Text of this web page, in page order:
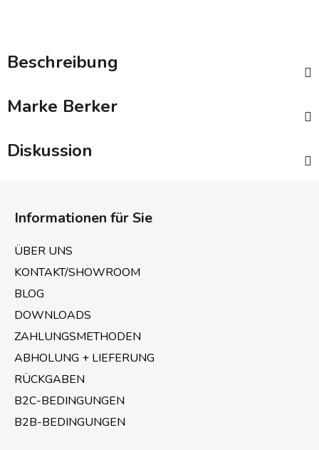
Beschreibung
Marke Berker
Diskussion
Informationen für Sie
ÜBER UNS
KONTAKT/SHOWROOM
BLOG
DOWNLOADS
ZAHLUNGSMETHODEN
ABHOLUNG + LIEFERUNG
RÜCKGABEN
B2C-BEDINGUNGEN
B2B-BEDINGUNGEN